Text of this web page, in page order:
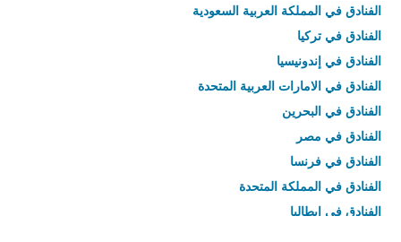
الفنادق في المملكة العربية السعودية
الفنادق في تركيا
الفنادق في إندونيسيا
الفنادق في الامارات العربية المتحدة
الفنادق في البحرين
الفنادق في مصر
الفنادق في فرنسا
الفنادق في المملكة المتحدة
الفنادق في إيطاليا